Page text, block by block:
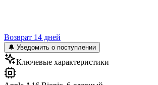
Возврат 14 дней
🔔 Уведомить о поступлении
Ключевые характеристики